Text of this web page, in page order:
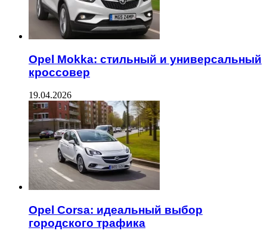
Opel Mokka: стильный и универсальный
кроссовер
19.04.2026
Opel Corsa: идеальный выбор
городского трафика